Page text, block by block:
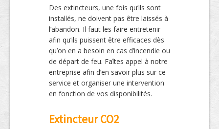
Des extincteurs, une fois qu’ils sont
installés, ne doivent pas être laissés à
l’abandon. Il faut les faire entretenir
afin qu’ils puissent être efficaces dès
qu’on en a besoin en cas d’incendie ou
de départ de feu. Faîtes appel à notre
entreprise afin d’en savoir plus sur ce
service et organiser une intervention
en fonction de vos disponibilités.
Extincteur CO2